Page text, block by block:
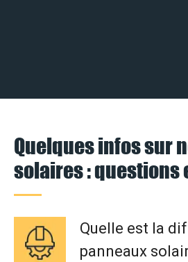
Quelques infos sur
solaires : questions
Quelle est la
panneaux